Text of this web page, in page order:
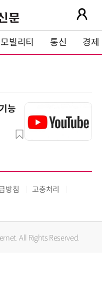
모빌리티 통신 경제
능
방침
고충처리
All Rights Reserved.